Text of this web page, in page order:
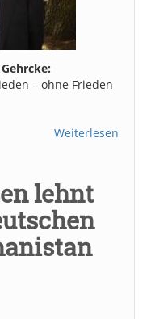
– ohne Frieden
Weiterlesen
lehnt